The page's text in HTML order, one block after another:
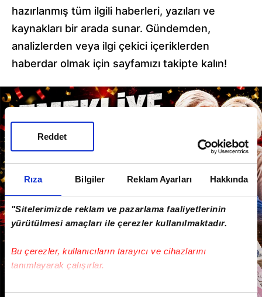
Rıza Bilgiler Reklam Ayarları Hakkında
"Sitelerimizde reklam ve pazarlama faaliyetlerinin
yürütülmesi amaçları ile çerezler kullanılmaktadır.
Bu çerezler, kullanıcıların tarayıcı ve cihazlarını
tanımlayarak çalışırlar.
Bu çerezlere izin vermeniz halinde sizlere özel
Reddet
hazırlanmış tüm ilgili haberleri, yazıları ve
kaynakları bir arada sunar. Gündemden,
analizlerden veya ilgi çekici içeriklerden
haberdar olmak için sayfamızı takipte kalın!